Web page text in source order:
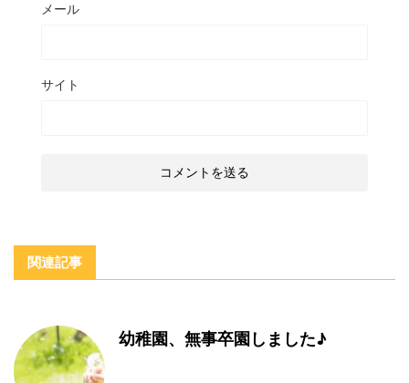
メール
サイト
関連記事
幼稚園、無事卒園しました♪